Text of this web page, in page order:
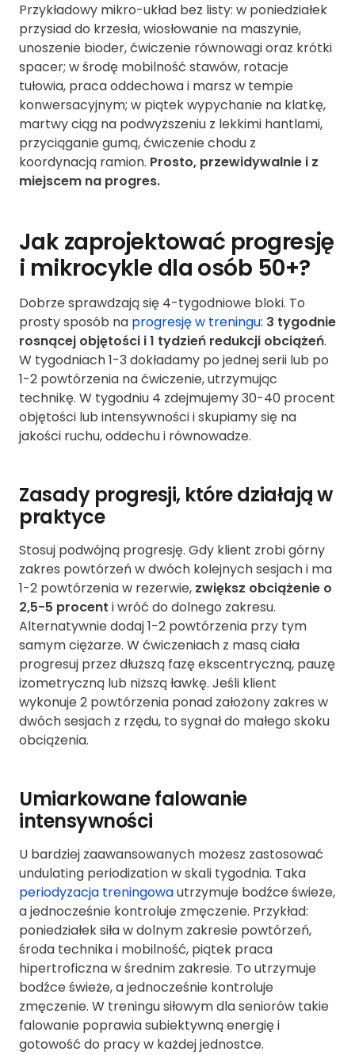
Przykładowy mikro-układ bez listy: w poniedziałek
przysiad do krzesła, wiosłowanie na maszynie,
unoszenie bioder, ćwiczenie równowagi oraz krótki
spacer; w środę mobilność stawów, rotacje
tułowia, praca oddechowa i marsz w tempie
konwersacyjnym; w piątek wypychanie na klatkę,
martwy ciąg na podwyższeniu z lekkimi hantlami,
przyciąganie gumą, ćwiczenie chodu z
koordynacją ramion. Prosto, przewidywalnie i z
miejscem na progres.
Jak zaprojektować progresję
i mikrocykle dla osób 50+?
Dobrze sprawdzają się 4-tygodniowe bloki. To
prosty sposób na progresję w treningu: 3 tygodnie
rosnącej objętości i 1 tydzień redukcji obciążeń.
W tygodniach 1-3 dokładamy po jednej serii lub po
1-2 powtórzenia na ćwiczenie, utrzymując
technikę. W tygodniu 4 zdejmujemy 30-40 procent
objętości lub intensywności i skupiamy się na
jakości ruchu, oddechu i równowadze.
Zasady progresji, które działają w
praktyce
Stosuj podwójną progresję. Gdy klient zrobi górny
zakres powtórzeń w dwóch kolejnych sesjach i ma
1-2 powtórzenia w rezerwie, zwiększ obciążenie o
2,5-5 procent i wróć do dolnego zakresu.
Alternatywnie dodaj 1-2 powtórzenia przy tym
samym ciężarze. W ćwiczeniach z masą ciała
progresuj przez dłuższą fazę ekscentryczną, pauzę
izometryczną lub niższą ławkę. Jeśli klient
wykonuje 2 powtórzenia ponad założony zakres w
dwóch sesjach z rzędu, to sygnał do małego skoku
obciążenia.
Umiarkowane falowanie
intensywności
U bardziej zaawansowanych możesz zastosować
undulating periodization w skali tygodnia. Taka
periodyzacja treningowautrzymuje bodźce świeże,
a jednocześnie kontroluje zmęczenie. Przykład:
poniedziałek siła w dolnym zakresie powtórzeń,
środa technika i mobilność, piątek praca
hipertroficzna w średnim zakresie. To utrzymuje
bodźce świeże, a jednocześnie kontroluje
zmęczenie. W treningu siłowym dla seniorów takie
falowanie poprawia subiektywną energię i
gotowość do pracy w każdej jednostce.